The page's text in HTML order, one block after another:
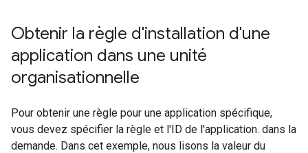
Obtenir la règle d'installation d'une
application dans une unité
organisationnelle
Pour obtenir une règle pour une application spécifique,
vous devez spécifier la règle et l'ID de l'application. dans la
demande. Dans cet exemple, nous lisons la valeur du